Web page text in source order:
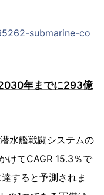
submarine-co
年までに293億
水艦戦闘システムの
けてCAGR 15.3％で
すると予測されま